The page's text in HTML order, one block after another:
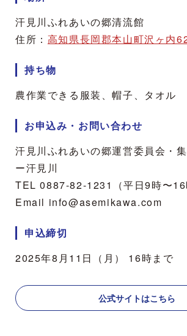
汗見川ふれあいの郷清流館
住所： 高知県長岡郡本山町沢ヶ内
持ち物
農作業できる服装、帽子、タオル
お申込み・お問い合わせ
汗見川ふれあいの郷運営委員会・
ー汗見川
TEL 0887-82-1231（平日9時〜16
Email info@asemikawa.com
申込締切
2025年8月11日（月） 16時まで
公式サイトはこちら